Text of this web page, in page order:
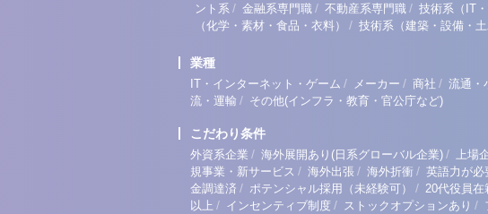
ント系 / 金融系専門職 / 不動産系専門職 / 技術系（IT・
（化学・素材・食品・衣料）
/ 技術系（建築・設備・土
業種
IT・インターネット・ゲーム / メーカー / 商社 / 流通・
流・運輸 / その他(インフラ・教育・官公庁など)
こだわり条件
外資系企業 / 海外展開あり(日系グローバル企業) / 上場
規事業・新サービス / 海外出張 / 海外折衝 / 英語力が必
金調達済 / ポテンシャル採用（未経験可） / 20代役員在
以上 / インセンティブ制度 / ストックオプションあり /